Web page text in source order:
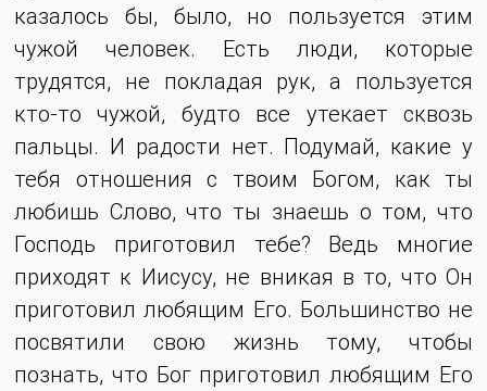
казалось бы, было, но пользуется этим
чужой человек. Есть люди, которые
трудятся, не покладая рук, а пользуется
кто-то чужой, будто все утекает сквозь
пальцы. И радости нет. Подумай, какие у
тебя отношения с твоим Богом, как ты
любишь Слово, что ты знаешь о том, что
Господь приготовил тебе? Ведь многие
приходят к Иисусу, не вникая в то, что Он
приготовил любящим Его. Большинство не
посвятили свою жизнь тому, чтобы
познать, что Бог приготовил любящим Его